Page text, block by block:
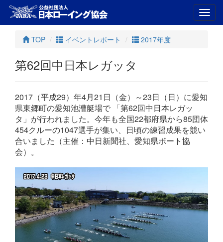
TOP
イベントレポート 2017年度
第62回中日本レガッタ
2017（平成29）年4月21日（金）～23日（日）に愛知
県東郷町の愛知池漕艇場で 「第62回中日本レガッ
タ」が行われました。今年も全国22都府県から85団体
454クルーの1047選手が集い、日頃の練習成果を競い
合いました（主催：中日新聞社、愛知県ボート協
会）。